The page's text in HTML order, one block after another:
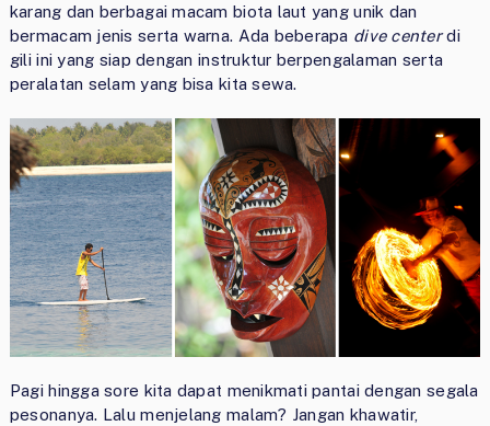
karang dan berbagai macam biota laut yang unik dan
bermacam jenis serta warna. Ada beberapa dive centerdi
gili ini yang siap dengan instruktur berpengalaman serta
peralatan selam yang bisa kita sewa.
Pagi hingga sore kita dapat menikmati pantai dengan segala
pesonanya. Lalu menjelang malam? Jangan khawatir,